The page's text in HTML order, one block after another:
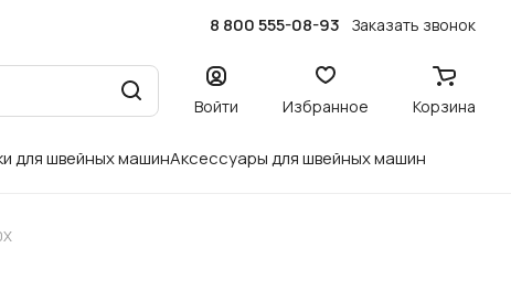
8 800 555-08-93 Заказать звонок
Войти Избранное Корзина
для швейных машинАксессуары для швейных машин